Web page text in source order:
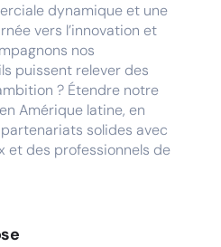
dynamique et une
vers l’innovation et
nos
puissent relever des
? Étendre notre
Amérique latine, en
solides avec
et des professionnels de